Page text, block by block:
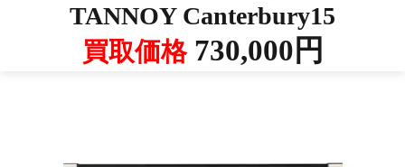
TANNOY Canterbury15
買取価格730,000円